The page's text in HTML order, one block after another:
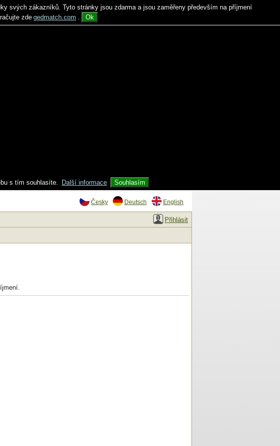
svých zákazníků. Tyto stránky jsou zdarma a jsou zaměřeny především na příjmení
zde gedmatch.com . Ok
s tím souhlasíte. Další informace Souhlasím
Česky Deutsch English
Přihlásit